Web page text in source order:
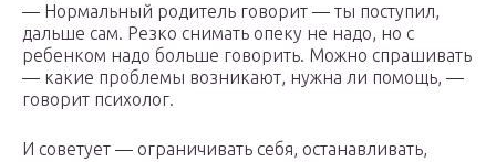
— Нормальный родитель говорит — ты поступил,
дальше сам. Резко снимать опеку не надо, но с
ребенком надо больше говорить. Можно спрашивать
— какие проблемы возникают, нужна ли помощь, —
говорит психолог.
И советует — ограничивать себя, останавливать,